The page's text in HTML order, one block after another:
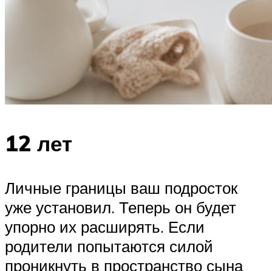
12 лет
Личные границы ваш подросток
уже установил. Теперь он будет
упорно их расширять. Если
родители попытаются силой
проникнуть в пространство сына